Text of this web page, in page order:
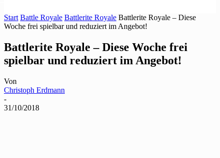
Start Battle Royale Battlerite Royale Battlerite Royale – Diese
Woche frei spielbar und reduziert im Angebot!
Battlerite Royale – Diese Woche frei
spielbar und reduziert im Angebot!
Von
Christoph Erdmann
-
31/10/2018